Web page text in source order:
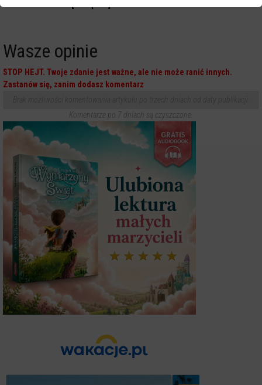
Wasze opinie
STOP HEJT. Twoje zdanie jest ważne, ale nie może ranić innych.
Zastanów się, zanim dodasz komentarz
Komentarze po 7 dniach są czyszczone.